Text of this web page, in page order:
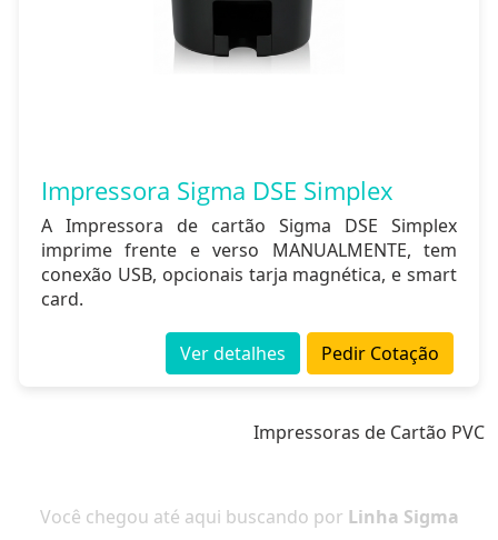
Impressora Sigma DSE Simplex
A Impressora de cartão Sigma DSE Simplex
imprime frente e verso MANUALMENTE, tem
conexão USB, opcionais tarja magnética, e smart
card.
Pedir Cotação
Ver detalhes
Impressoras de Cartão PVC
Você chegou até aqui buscando por Linha Sigma